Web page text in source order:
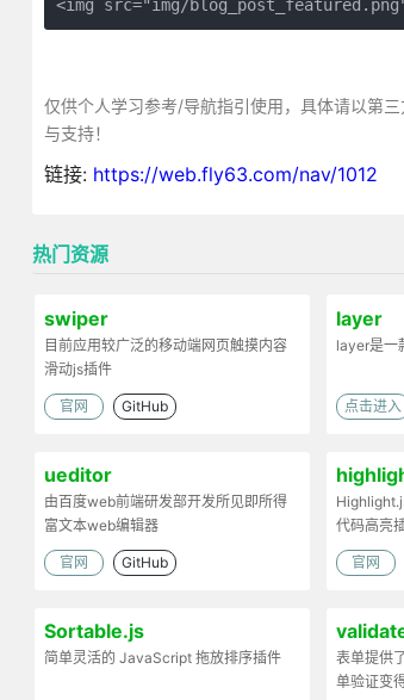
<img src="img/
仅供个人学习参考/导航指引使用，具体请以第
与支持！
链接: https://web.fly63.com/nav/1012
热门资源
swiper
目前应用较广泛的移动端网页触摸内容
滑动js插件
官网 GitHub
layer
layer是一
点击进入
ueditor
由百度web前端研发部开发所见即所得
富文本web编辑器
官网 GitHub
代码高亮
工作。
官网
Sortable.js
简单灵活的 JavaScript 拖放排序插件
表单提供
单验证变